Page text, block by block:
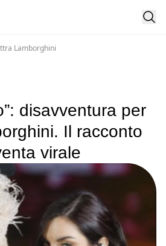
Lamborghini
disavventura per
Il racconto
virale